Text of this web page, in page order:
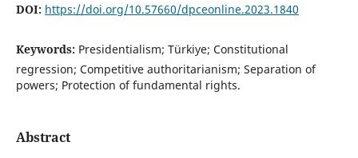
DOI: https://doi.org/10.57660/dpceonline.2023.1840
Keywords: Presidentialism; Türkiye; Constitutional
regression; Competitive authoritarianism; Separation of
powers; Protection of fundamental rights.
Abstract